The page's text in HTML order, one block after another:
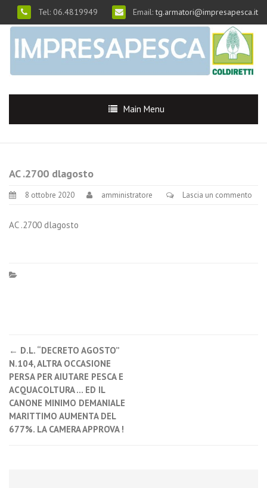
Tel: 06.4819949 Email:tg.armatori@impresapesca.it
Main Menu
AC .2700 dlagosto
8 ottobre 2020 amministratore Lascia un commento
AC .2700 dlagosto
Post navigation
← D.L. “DECRETO AGOSTO”
N.104, ALTRA OCCASIONE
PERSA PER AIUTARE PESCA E
ACQUACOLTURA … ED IL
CANONE MINIMO DEMANIALE
MARITTIMO AUMENTA DEL
677%. LA CAMERA APPROVA !